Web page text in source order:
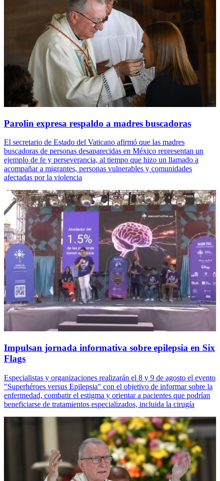
Parolin expresa respaldo a madres buscadoras
El secretario de Estado del Vaticano afirmó que las madres
buscadoras de personas desaparecidas en México representan un
ejemplo de fe y perseverancia, al tiempo que hizo un llamado a
acompañar a migrantes, personas vulnerables y comunidades
afectadas por la violencia
Impulsan jornada informativa sobre epilepsia en Six
Flags
Especialistas y organizaciones realizarán el 8 y 9 de agosto el evento
"Superhéroes versus Epilepsia" con el objetivo de informar sobre la
enfermedad, combatir el estigma y orientar a pacientes que podrían
beneficiarse de tratamientos especializados, incluida la cirugía